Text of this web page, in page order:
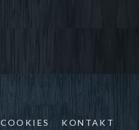
COOKIES KONTAKT